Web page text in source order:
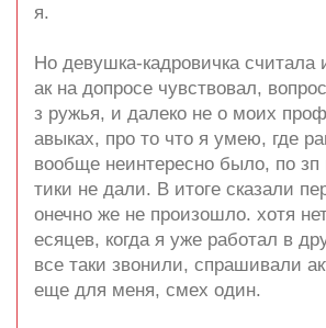
я.
Но девушка-кадровичка считала
ак на допросе чувствовал,
з ружья, и далеко не о моих
авыках, про то что я умею, где
вообще неинтересно было, по зп
тики не дали. В итоге сказали
онечно же не произошло. хотя
есяцев, когда я уже работал в
все таки звонили, спрашивали
еще для меня, смех один.